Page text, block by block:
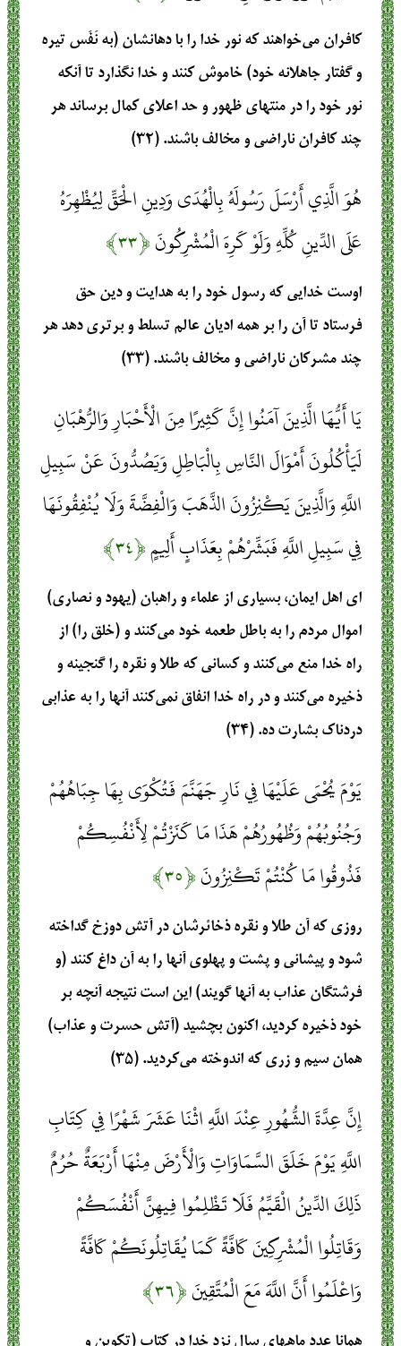
کافران می‌خواهند که نور خدا را با دهانشان (به نَفَس تیره
و گفتار جاهلانه خود) خاموش کنند و خدا نگذارد تا آنکه
نور خود را در منتهای ظهور و حد اعلای کمال برساند هر
چند کافران ناراضی و مخالف باشند. (۳۲)
هُوَ الَّذِي أَرْسَلَ رَسُولَهُ بِالْهُدَى وَدِينِ الْحَقِّ لِيُظْهِرَهُ
عَلَى الدِّينِ كُلِّهِ وَلَوْ كَرِهَ الْمُشْرِكُونَ﴿۳۳﴾
اوست خدایی که رسول خود را به هدایت و دین حق
فرستاد تا آن را بر همه ادیان عالم تسلط و برتری دهد هر
چند مشرکان ناراضی و مخالف باشند. (۳۳)
يَا أَيُّهَا الَّذِينَ آمَنُوا إِنَّ كَثِيرًا مِنَ الْأَحْبَارِ وَالرُّهْبَانِ
لَيَأْكُلُونَ أَمْوَالَ النَّاسِ بِالْبَاطِلِ وَيَصُدُّونَ عَنْ سَبِيلِ
اللَّهِ وَالَّذِينَ يَكْنِزُونَ الذَّهَبَ وَالْفِضَّةَ وَلَا يُنْفِقُونَهَا
فِي سَبِيلِ اللَّهِ فَبَشِّرْهُمْ بِعَذَابٍ أَلِيمٍ﴿۳۴﴾
ای اهل ایمان، بسیاری از علماء و راهبان (یهود و نصاری)
اموال مردم را به باطل طعمه خود می‌کنند و (خلق را) از
راه خدا منع می‌کنند و کسانی که طلا و نقره را گنجینه و
ذخیره می‌کنند و در راه خدا انفاق نمی‌کنند آنها را به عذابی
دردناک بشارت ده. (۳۴)
يَوْمَ يُحْمَى عَلَيْهَا فِي نَارِ جَهَنَّمَ فَتُكْوَى بِهَا جِبَاهُهُمْ
وَجُنُوبُهُمْ وَظُهُورُهُمْ هَذَا مَا كَنَزْتُمْ لِأَنْفُسِكُمْ
فَذُوقُوا مَا كُنْتُمْ تَكْنِزُونَ﴿۳۵﴾
روزی که آن طلا و نقره ذخائرشان در آتش دوزخ گداخته
شود و پیشانی و پشت و پهلوی آنها را به آن داغ کنند (و
فرشتگان عذاب به آنها گویند) این است نتیجه آنچه بر
خود ذخیره کردید، اکنون بچشید (آتش حسرت و عذاب)
همان سیم و زری که اندوخته می‌کردید. (۳۵)
إِنَّ عِدَّةَ الشُّهُورِ عِنْدَ اللَّهِ اثْنَا عَشَرَ شَهْرًا فِي كِتَابِ
اللَّهِ يَوْمَ خَلَقَ السَّمَاوَاتِ وَالْأَرْضَ مِنْهَا أَرْبَعَةٌ حُرُمٌ
ذَلِكَ الدِّينُ الْقَيِّمُ فَلَا تَظْلِمُوا فِيهِنَّ أَنْفُسَكُمْ
وَقَاتِلُوا الْمُشْرِكِينَ كَافَّةً كَمَا يُقَاتِلُونَكُمْ كَافَّةً
وَاعْلَمُوا أَنَّ اللَّهَ مَعَ الْمُتَّقِينَ﴿۳۶﴾
همانا عدد ماههای سال نزد خدا در کتاب (تکوین و